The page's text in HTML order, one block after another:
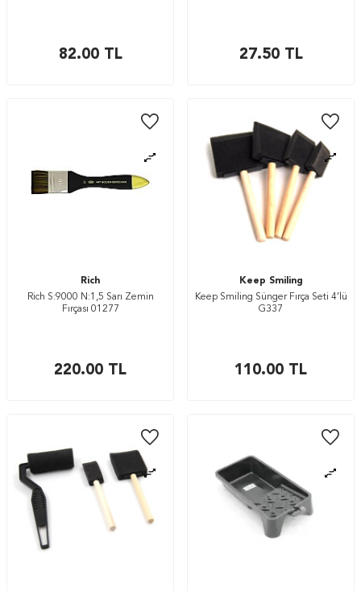
82.00TL 27.50TL
Rich
Rich S:9000 N:1,5 Sarı Zemin
Fırçası 01277
220.00 TL
Keep Smiling
Keep Smiling Sünger Fırça Seti 4’lü
G337
110.00 TL